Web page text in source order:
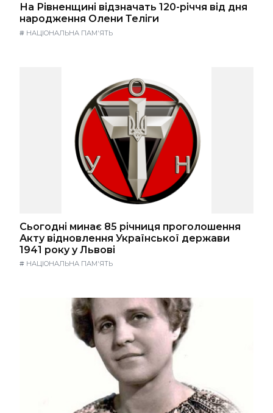
На Рівненщині відзначать 120-річчя від дня
народження Олени Теліги
# НАЦІОНАЛЬНА ПАМ'ЯТЬ
Сьогодні минає 85 річниця проголошення
Акту відновлення Української держави
1941 року у Львові
# НАЦІОНАЛЬНА ПАМ'ЯТЬ